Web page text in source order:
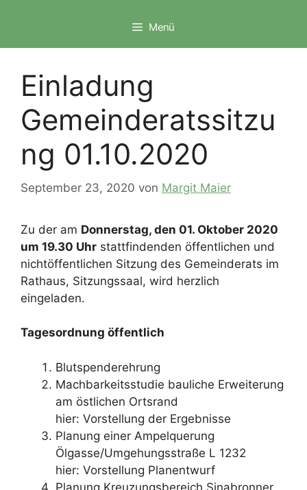
Menü
Einladung
Gemeinderatssitzu
ng 01.10.2020
September 23, 2020 von Margit Maier
Zu der am Donnerstag, den 01. Oktober 2020
um 19.30 Uhr stattfindenden öffentlichen und
nichtöffentlichen Sitzung des Gemeinderats im
Rathaus, Sitzungssaal, wird herzlich
eingeladen.
Tagesordnung öffentlich
Blutspenderehrung
Machbarkeitsstudie bauliche Erweiterung
am östlichen Ortsrand
hier: Vorstellung der Ergebnisse
Planung einer Ampelquerung
Ölgasse/Umgehungsstraße L 1232
hier: Vorstellung Planentwurf
Planung Kreuzungsbereich Sinabronner